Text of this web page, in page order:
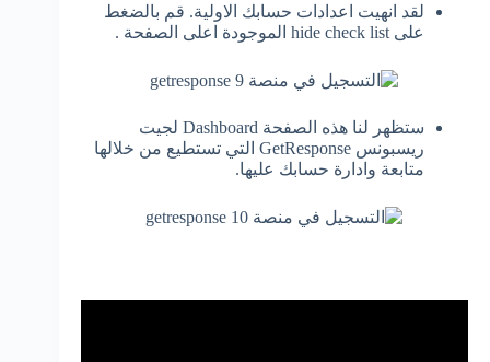
لقد انهيت اعدادات حسابك الاولية. قم بالضغط
على hide check list الموجودة اعلى الصفحة .
ستظهر لنا هذه الصفحة Dashboard لجيت
ريسبونس GetResponse التي تستطيع من خلالها
متابعة وادارة حسابك عليها.